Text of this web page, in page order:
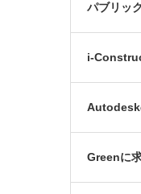
パブリッ
i-
Autodesk
Greenに